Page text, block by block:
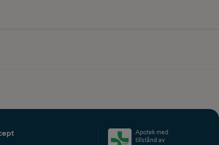
Apotek med
tillstånd av